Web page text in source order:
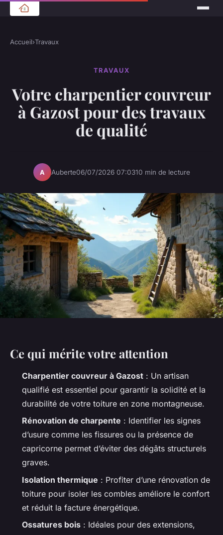
Accueil›Travaux
TRAVAUX
Votre charpentier couvreur
à Gazost pour des travaux
de qualité
A Auberte06/07/2026 07:0310 min de lecture
Ce qui mérite votre attention
Charpentier couvreur à Gazost : Un artisan
qualifié est essentiel pour garantir la solidité et la
durabilité de votre toiture en zone montagneuse.
Rénovation de charpente : Identifier les signes
d’usure comme les fissures ou la présence de
capricorne permet d’éviter des dégâts structurels
graves.
Isolation thermique : Profiter d’une rénovation de
toiture pour isoler les combles améliore le confort
et réduit la facture énergétique.
Ossatures bois : Idéales pour des extensions,